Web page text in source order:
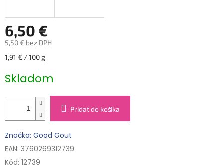
6,50 €
5,50 € bez DPH
Jednotková
1,91 € / 100 g
Skladom
Pridať do košíka
Značka: Good Gout
EAN: 3760269312739
Kód: 12739